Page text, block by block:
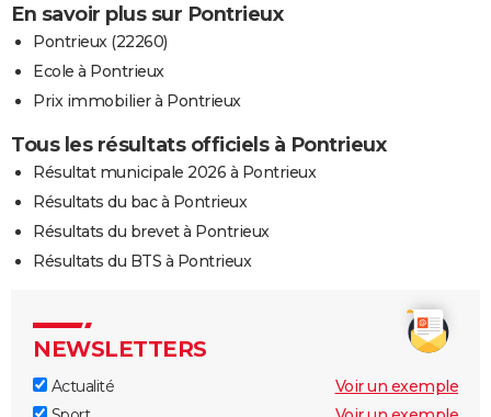
En savoir plus sur Pontrieux
Pontrieux (22260)
Ecole à Pontrieux
Prix immobilier à Pontrieux
Tous les résultats officiels à Pontrieux
Résultat municipale 2026 à Pontrieux
Résultats du bac à Pontrieux
Résultats du brevet à Pontrieux
Résultats du BTS à Pontrieux
NEWSLETTERS
Actualité
Voir un exemple